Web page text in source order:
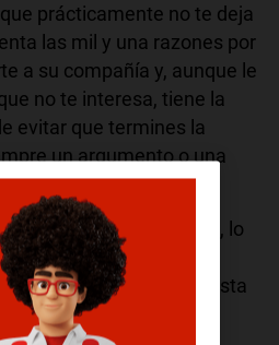
prácticamente no te deja
las mil y una razones por
a su compañía y, aunque le
no te interesa, tiene la
evitar que termines la
un argumento o una
a la hora de la siesta, lo
venderte de todo
hogar, electricidad, ¡hasta